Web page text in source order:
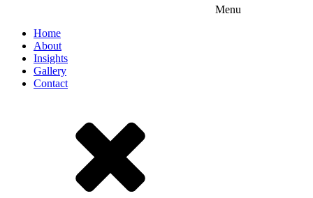
Menu
Home
About
Insights
Gallery
Contact